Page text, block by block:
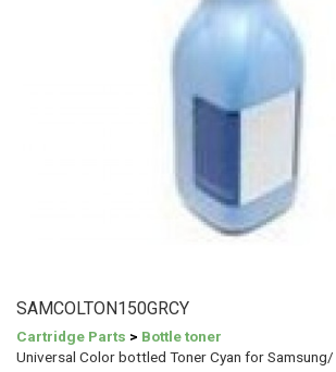
SAMCOLTON150GRCY
Cartridge Parts > Bottle toner
Universal Color bottled Toner Cyan for